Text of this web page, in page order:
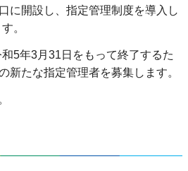
に開設し、指定管理制度を導入し
。
5年3月31日をもって終了するた
新たな指定管理者を募集します。